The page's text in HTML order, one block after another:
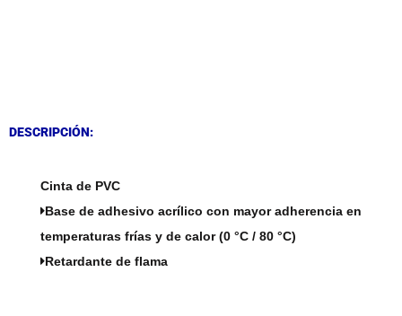
DESCRIPCIÓN:
Cinta de PVC
Base de adhesivo acrílico con mayor adherencia en
temperaturas frías y de calor (0 °C / 80 °C)
Retardante de flama